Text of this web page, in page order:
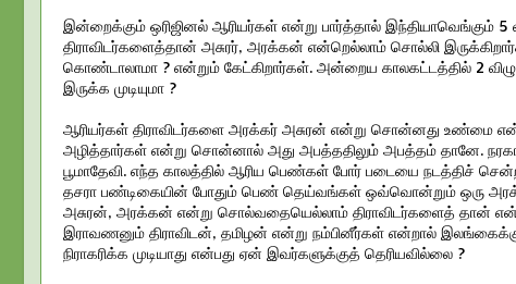
இன்றைக்கும் ஒரிஜினல் ஆரியர்கள் என்று பார்த்தால் இந்தியாவெங்கும் 5
திராவிடர்களைத்தான் அசுரர், அரக்கன் என்றெல்லாம் சொல்லி
கொண்டாலாமா ? என்றும் கேட்கிறார்கள். அன்றைய காலகட்டத்தில் 2
இருக்க முடியுமா ?
ஆரியர்கள் திராவிடர்களை அரக்கர் அசுரன் என்று சொன்னது உண்மை
அழித்தார்கள் என்று சொன்னால் அது அபத்ததிலும் அபத்தம் தானே.
பூமாதேவி. எந்த காலத்தில் ஆரிய பெண்கள் போர் படையை நடத்திச்
தசரா பண்டிகையின் போதும் பெண் தெய்வங்கள் ஒவ்வொன்றும் ஒரு
அசுரன், அரக்கன் என்று சொல்வதையெல்லாம் திராவிடர்களைத் தான்
இராவணனும் திராவிடன், தமிழன் என்று நம்பினீர்கள் என்றால்
நிராகரிக்க முடியாது என்பது ஏன் இவர்களுக்குத் தெரியவில்லை ?